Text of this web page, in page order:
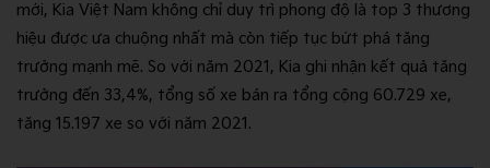
mới, Kia Việt Nam không chỉ duy trì phong độ là top 3 thương
hiệu được ưa chuộng nhất mà còn tiếp tục bứt phá tăng
trưởng mạnh mẽ. So với năm 2021, Kia ghi nhận kết quả tăng
trưởng đến 33,4%, tổng số xe bán ra tổng cộng 60.729 xe,
tăng 15.197 xe so với năm 2021.